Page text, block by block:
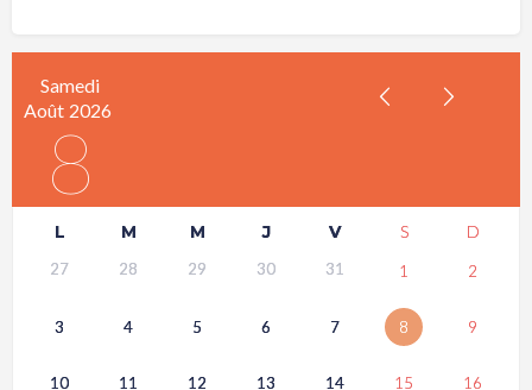
Samedi
Août 2026
8
L M M J V S D
27 28 29 30 31 1 2
3 4 5 6 7 8 9
10 11 12 13 14 15 16